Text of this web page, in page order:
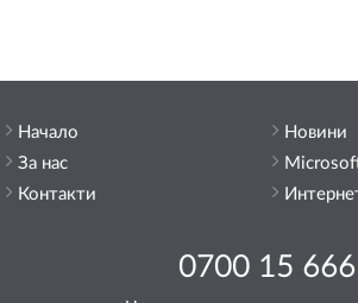
Начало
За нас
Контакти
0700 15 666
Новини